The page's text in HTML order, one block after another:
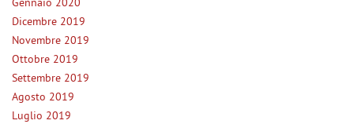
Gennaio 2020
Dicembre 2019
Novembre 2019
Ottobre 2019
Settembre 2019
Agosto 2019
Luglio 2019